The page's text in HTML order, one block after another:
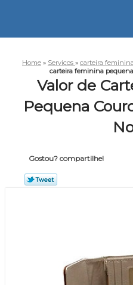
Home » Serviços » carteira feminina
carteira feminina
Valor de
Pequena
Gostou? compartilhe!